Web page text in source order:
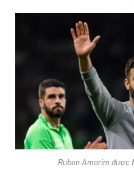
Ruben Amorim được